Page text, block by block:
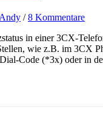
Andy /8 Kommentare
in einer 3CX-
wie z.B. im 3CX
Code (*3x) oder in